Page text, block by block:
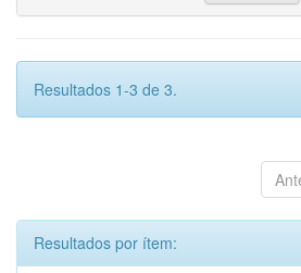
Resultados 1-3 de 3.
Resultados por ítem: